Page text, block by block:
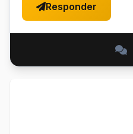
Responder